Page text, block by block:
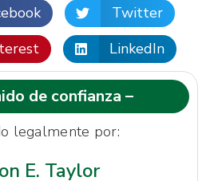
Twitter
LinkedIn
de confianza –
legalmente por:
E. Taylor